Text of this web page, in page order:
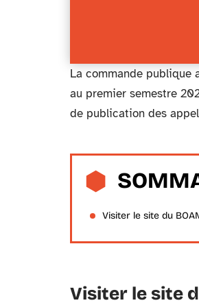
La commande publique
au premier semestre
de publication des
Visiter le site du
Visiter le site